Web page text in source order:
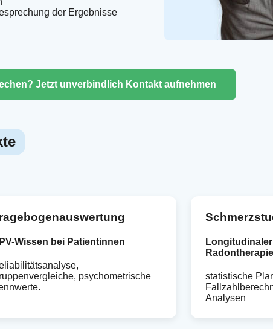
der Ergebnisse
Jetzt unverbindlich Kontakt aufnehmen
Wissen bei Patientinnen
psychometrische
Radontherapie
statistische
Analysen